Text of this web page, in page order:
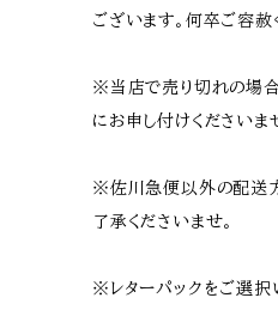
ございます。何卒ご容赦
※当店で売り切れの場合
にお申し付けくださいま
※佐川急便以外の配送
了承くださいませ。
※レターパックをご選択